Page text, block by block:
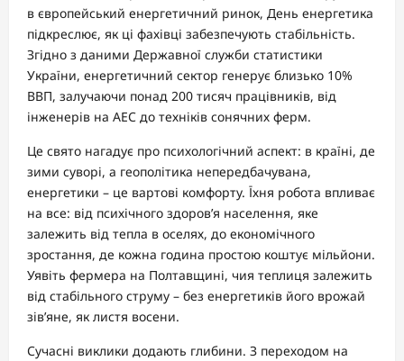
в європейський енергетичний ринок, День енергетика
підкреслює, як ці фахівці забезпечують стабільність.
Згідно з даними Державної служби статистики
України, енергетичний сектор генерує близько 10%
ВВП, залучаючи понад 200 тисяч працівників, від
інженерів на АЕС до техніків сонячних ферм.
Це свято нагадує про психологічний аспект: в країні, де
зими суворі, а геополітика непередбачувана,
енергетики – це вартові комфорту. Їхня робота впливає
на все: від психічного здоров’я населення, яке
залежить від тепла в оселях, до економічного
зростання, де кожна година простою коштує мільйони.
Уявіть фермера на Полтавщині, чия теплиця залежить
від стабільного струму – без енергетиків його врожай
зів’яне, як листя восени.
Сучасні виклики додають глибини. З переходом на